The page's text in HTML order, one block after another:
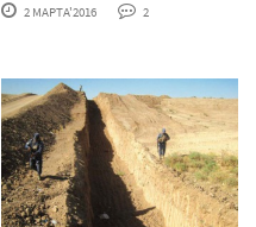
2 МАРТА'2016 2